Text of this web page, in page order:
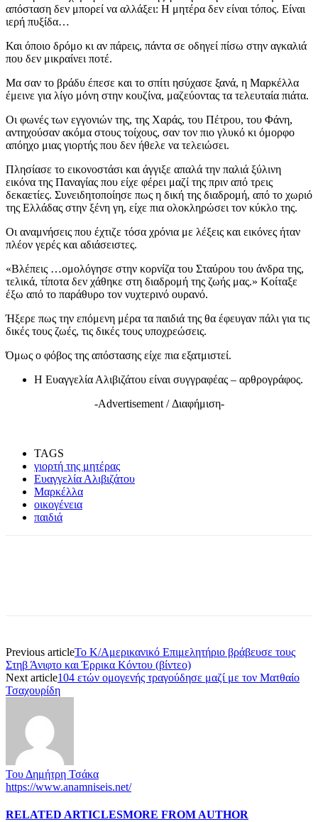
απόσταση δεν μπορεί να αλλάξει: Η μητέρα δεν είναι τόπος. Είναι
ιερή πυξίδα…
Και όποιο δρόμο κι αν πάρεις, πάντα σε οδηγεί πίσω στην αγκαλιά
που δεν μικραίνει ποτέ.
Μα σαν το βράδυ έπεσε και το σπίτι ησύχασε ξανά, η Μαρκέλλα
έμεινε για λίγο μόνη στην κουζίνα, μαζεύοντας τα τελευταία πιάτα.
Οι φωνές των εγγονιών της, της Χαράς, του Πέτρου, του Φάνη,
αντηχούσαν ακόμα στους τοίχους, σαν τον πιο γλυκό κι όμορφο
απόηχο μιας γιορτής που δεν ήθελε να τελειώσει.
Πλησίασε το εικονοστάσι και άγγιξε απαλά την παλιά ξύλινη
εικόνα της Παναγίας που είχε φέρει μαζί της πριν από τρεις
δεκαετίες. Συνειδητοποίησε πως η δική της διαδρομή, από το χωριό
της Ελλάδας στην ξένη γη, είχε πια ολοκληρώσει τον κύκλο της.
Οι αναμνήσεις που έχτιζε τόσα χρόνια με λέξεις και εικόνες ήταν
πλέον γερές και αδιάσειστες.
«Βλέπεις …ομολόγησε στην κορνίζα του Σταύρου του άνδρα της,
τελικά, τίποτα δεν χάθηκε στη διαδρομή της ζωής μας.» Κοίταξε
έξω από το παράθυρο τον νυχτερινό ουρανό.
Ήξερε πως την επόμενη μέρα τα παιδιά της θα έφευγαν πάλι για τις
δικές τους ζωές, τις δικές τους υποχρεώσεις.
Όμως ο φόβος της απόστασης είχε πια εξατμιστεί.
Η Ευαγγελία Αλιβιζάτου είναι συγγραφέας – αρθρογράφος.
-Advertisement / Διαφήμιση-
TAGS
γιορτή της μητέρας
Ευαγγελία Αλιβιζάτου
Μαρκέλλα
οικογένεια
παιδιά
Previous articleΤο Κ/Aμερικανικό Επιμελητήριο βράβευσε τους
Στηβ Άνιφτο και Έρρικα Κόντου (βίντεο)
Next article104 ετών ομογενής τραγούδησε μαζί με τον Ματθαίο
Τσαχουρίδη
Του Δημήτρη Τσάκα
https://www.anamniseis.net/
RELATED ARTICLESMORE FROM AUTHOR